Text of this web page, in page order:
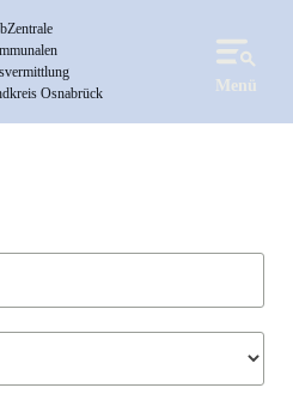
Osnabrück
Menü